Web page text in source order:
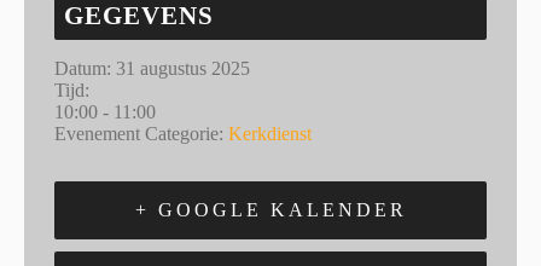
GEGEVENS
Datum: 31 augustus 2025
Tijd:
10:00 - 11:00
Evenement Categorie: Kerkdienst
+ GOOGLE KALENDER